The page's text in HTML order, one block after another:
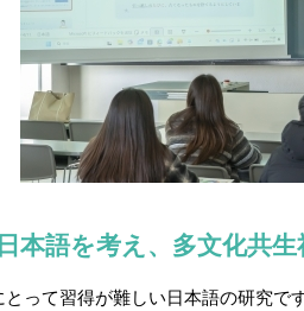
本語を考え、多文化共生
って習得が難しい日本語の研究